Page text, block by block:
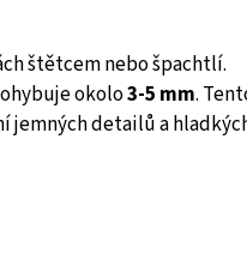
štětcem nebo špachtlí.
okolo3-5 mm.
jemných detailů a